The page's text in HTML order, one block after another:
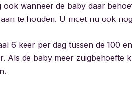
ook wanneer de baby daar
te houden. U moet nu ook
6 keer per dag tussen de 100
Als de baby meer zuigbehoefte